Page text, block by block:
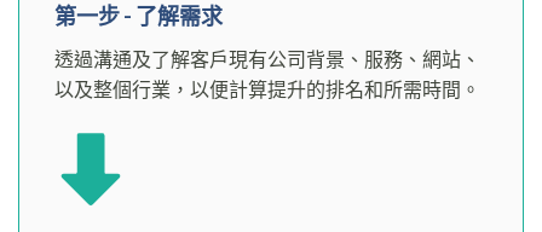
第一步 - 了解需求
透過溝通及了解客戶現有公司背景、服務、網站、
以及整個行業，以便計算提升的排名和所需時間。